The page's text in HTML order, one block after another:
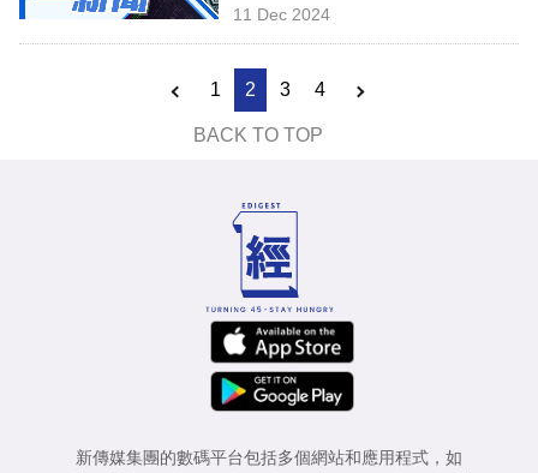
11 Dec 2024
1 2 3 4
BACK TO TOP
新傳媒集團的數碼平台包括多個網站和應用程式，如